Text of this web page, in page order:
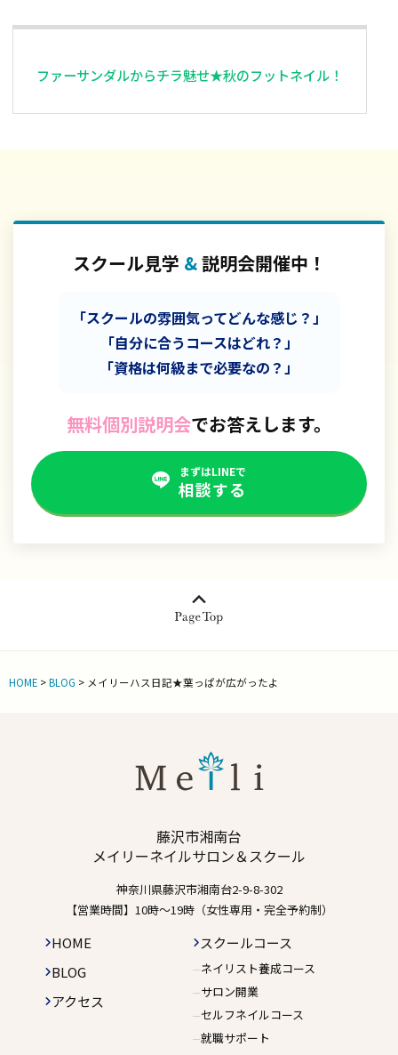
ファーサンダルからチラ魅せ★秋のフットネイル！
スクール見学 &説明会開催中！
「スクールの雰囲気ってどんな感じ？」
「自分に合うコースはどれ？」
「資格は何級まで必要なの？」
無料個別説明会でお答えします。
まずはLINEで
相談する
HOME >BLOG > メイリーハス日記★葉っぱが広がったよ
藤沢市湘南台
メイリーネイルサロン＆スクール
神奈川県藤沢市湘南台2-9-8-302
【営業時間】10時〜19時（女性専用・完全予約制）
HOME
BLOG
アクセス
スクールコース
ネイリスト養成コース
サロン開業
セルフネイルコース
就職サポート